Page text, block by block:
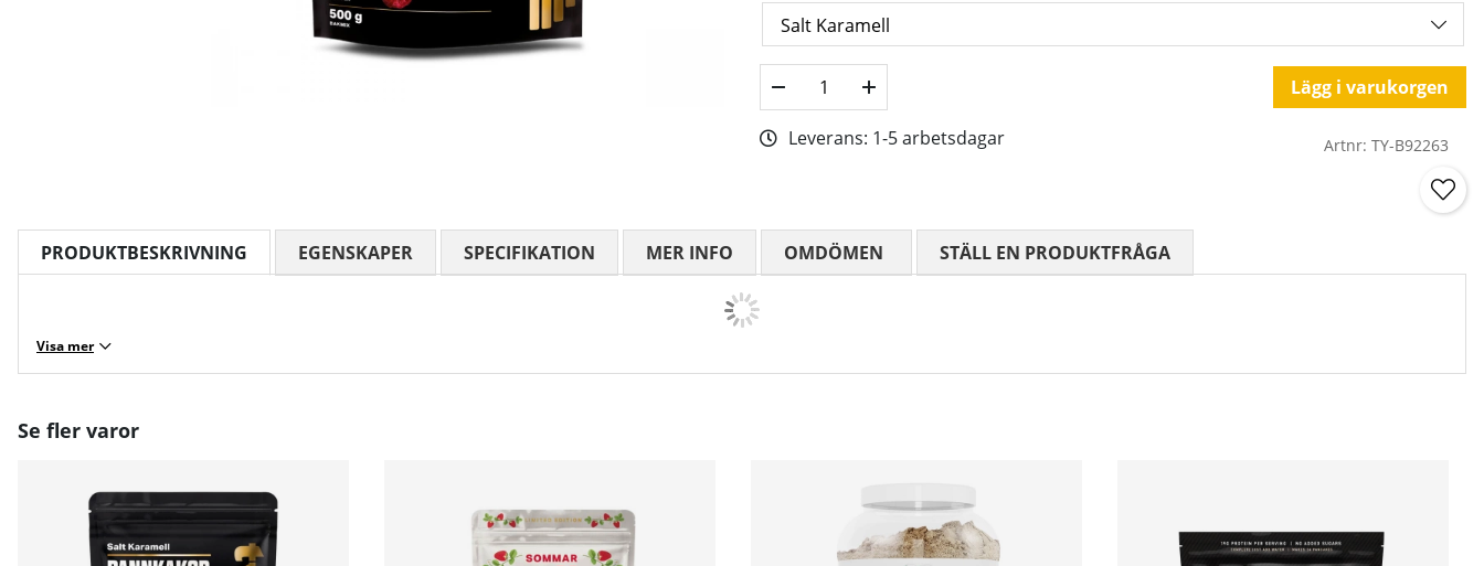
Lägg i varukorgen
Leverans: 1-5 arbetsdagar Artnr: TY-B92263
PRODUKTBESKRIVNING
Visa mer
EGENSKAPER SPECIFIKATION MER INFO OMDÖMEN MEDELBETYG 0 AV 5 ANTAL BETYG 0
STÄLL EN PRODUKTFRÅGA
Se fler varor